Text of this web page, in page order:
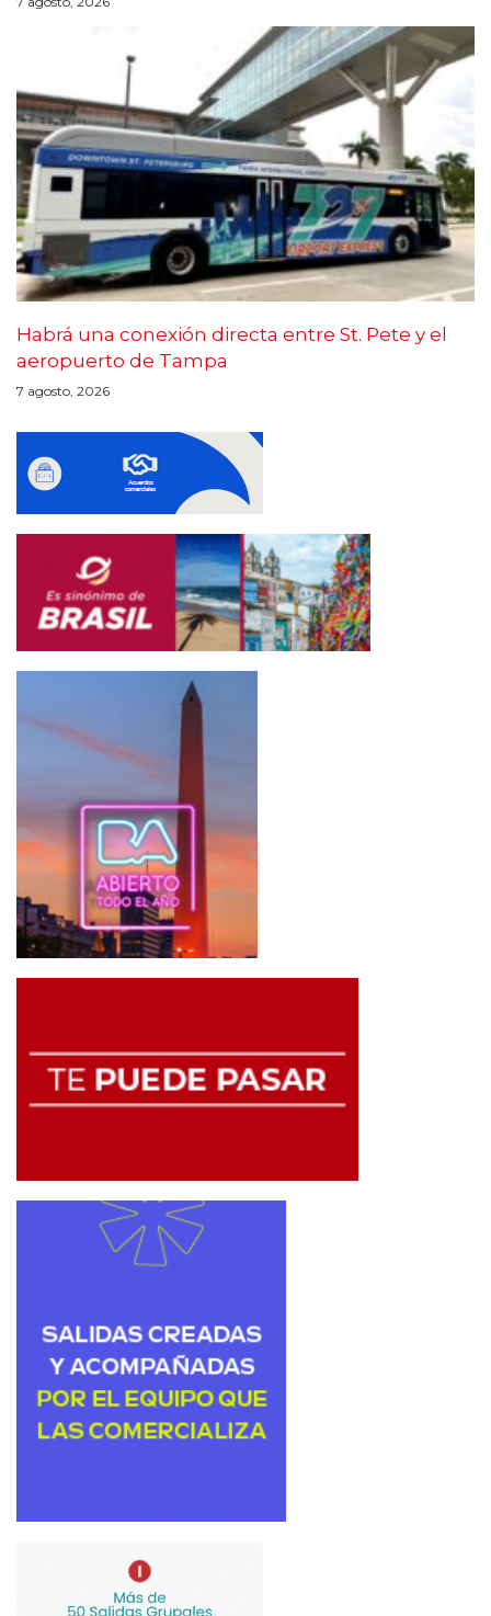
Habrá una conexión directa entre St. Pete y el
aeropuerto de Tampa
7 agosto, 2026